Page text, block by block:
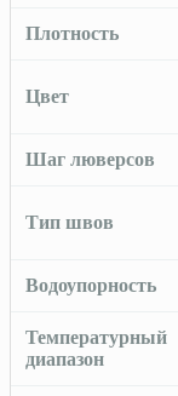
Плотность
Цвет
Шаг люверсов
Тип швов
Водоупорность
Температурный
диапазон